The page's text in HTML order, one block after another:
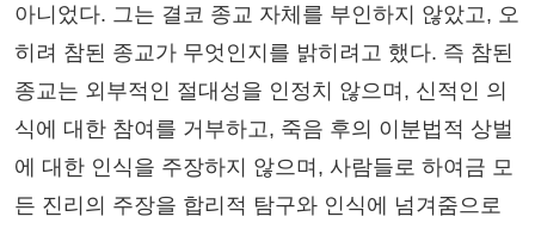
아니었다. 그는 결코 종교 자체를 부인하지 않았고, 오
히려 참된 종교가 무엇인지를 밝히려고 했다. 즉 참된
종교는 외부적인 절대성을 인정치 않으며, 신적인 의
식에 대한 참여를 거부하고, 죽음 후의 이분법적 상벌
에 대한 인식을 주장하지 않으며, 사람들로 하여금 모
든 진리의 주장을 합리적 탐구와 인식에 넘겨줌으로